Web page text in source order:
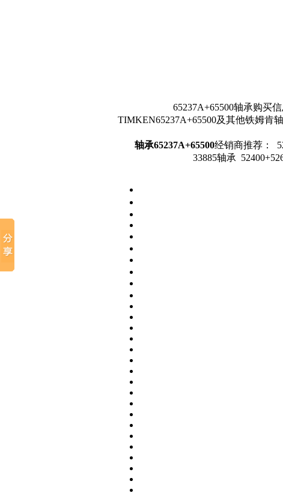
65237A+65500轴承购买
TIMKEN65237A+65500及其他铁姆肯
轴承65237A+65500经销商推荐：
33885轴承